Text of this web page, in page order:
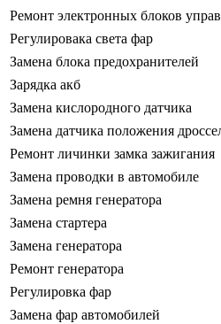
Ремонт электронных блоков
Регулировака света фар
Замена блока предохранителей
Зарядка акб
Замена кислородного датчика
Замена датчика положения
Ремонт личинки замка зажигания
Замена проводки в автомобиле
Замена ремня генератора
Замена стартера
Замена генератора
Ремонт генератора
Регулировка фар
Замена фар автомобилей